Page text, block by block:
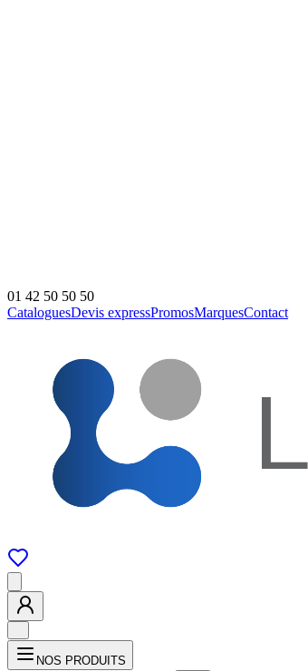
01 42 50 50 50
CataloguesDevis expressPromosMarquesContact
NOS PRODUITS